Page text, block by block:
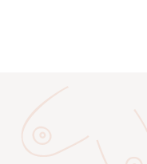
ряд переваг у